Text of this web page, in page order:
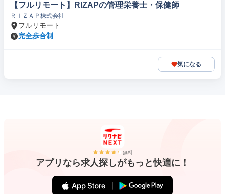
【フルリモート】RIZAPの管理栄養士・保健師
ＲＩＺＡＰ株式会社
フルリモート
完全歩合制
気になる
無料
アプリなら求人探しがもっと快適に！